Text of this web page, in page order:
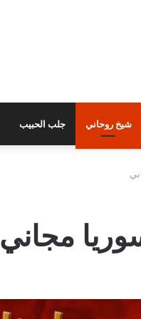
شيخ روحاني جلب الحبيب
مجاني